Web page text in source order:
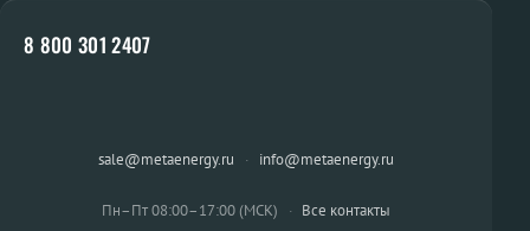
8 800 301 2407
sale@metaenergy.ru · info@metaenergy.ru
Пн–Пт 08:00–17:00 (МСК) · Все контакты